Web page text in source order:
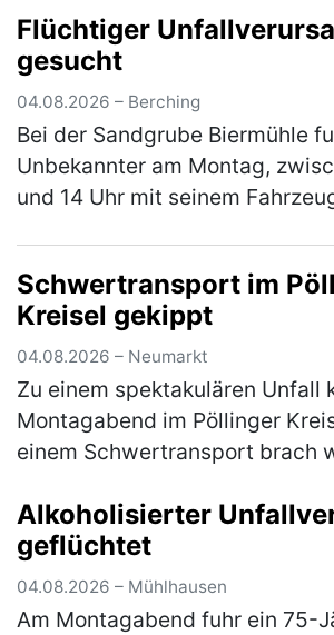
Radweg von Weihersdorf in
Flüchtiger
gesucht
04.08.2026 – Berching
Bei der Sandgrube Biermühle
Unbekannter am Montag,
und 14 Uhr mit seinem
(mehr)
Schwertransport im
Kreisel gekippt
04.08.2026 – Neumarkt
Zu einem spektakulären Unfall
Montagabend im Pöllinger
einem Schwertransport brach
des Sattelaufliegers umkippte
Alkoholisierter
geflüchtet
04.08.2026 – Mühlhausen
Am Montagabend fuhr ein 75-